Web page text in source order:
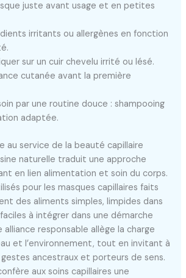
juste avant usage et en petites
irritants ou allergènes en fonction
sur un cuir chevelu irrité ou lésé.
cutanée avant la première
par une routine douce : shampooing
adaptée.
au service de la beauté capillaire
naturelle traduit une approche
en lien alimentation et soin du corps.
pour les masques capillaires faits
des aliments simples, limpides dans
à intégrer dans une démarche
responsable allège la charge
et l’environnement, tout en invitant à
ancestraux et porteurs de sens.
aux soins capillaires une